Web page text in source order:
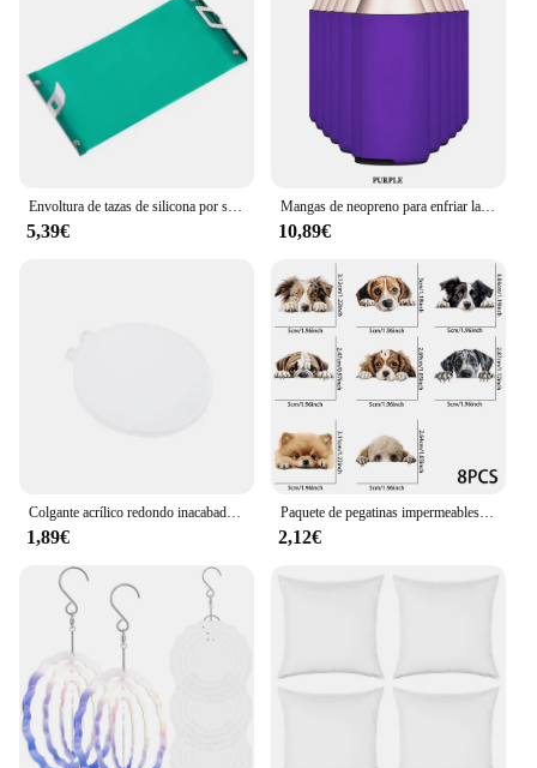
Envoltura de tazas de silicona por sublimación, 11OZ, 12OZ, 15OZ, resistencia a la temperatura, abrazadera de taza de silicona para tazas, impresión al por mayor
5,39€
Mangas de neopreno para enfriar latas delgadas, Enfriador de latas delgado por sublimación para botellas de agua, cerveza, Soda, bricolaje, 12 piezas
10,89€
Colgante acrílico redondo inacabado sublimación DIY LED los ornamentos Navidad
1,89€
Paquete de pegatinas impermeables para tazas, pegatinas para tazas, suministros de arte DIY, 8 piezas, Peeking Dogs, sublimación UV DTF
2,12€